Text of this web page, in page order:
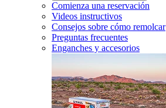
Comienza una reservación
Videos instructivos
Consejos sobre cómo remolcar
Preguntas frecuentes
Enganches y accesorios